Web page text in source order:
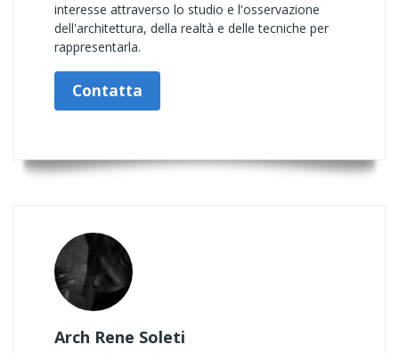
interesse attraverso lo studio e l'osservazione
dell'architettura, della realtà e delle tecniche per
rappresentarla.
Contatta
Arch Rene Soleti